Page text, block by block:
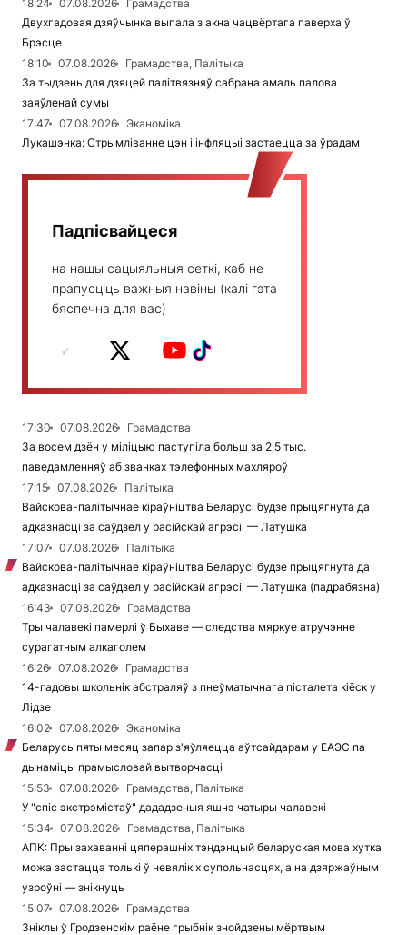
18:24 07.08.2026
Грамадства
Двухгадовая дзяўчынка выпала з акна чацвёртага паверха ў
Брэсце
18:10
07.08.2026
Грамадства, Палітыка
За тыдзень для дзяцей палітвязняў сабрана амаль палова
заяўленай сумы
17:47
07.08.2026
Эканоміка
Лукашэнка: Стрымліванне цэн і інфляцыі застаецца за ўрадам
Падпісвайцеся
на нашы сацыяльныя сеткі, каб не
прапусціць важныя навіны (калі гэта
бяспечна для вас)
17:30 07.08.2026
Грамадства
За восем дзён у міліцыю паступіла больш за 2,5 тыс.
паведамленняў аб званках тэлефонных махляроў
17:15
07.08.2026
Палітыка
Вайскова-палітычнае кіраўніцтва Беларусі будзе прыцягнута да
адказнасці за саўдзел у расійскай агрэсіі — Латушка
17:07
07.08.2026
Палітыка
Вайскова-палітычнае кіраўніцтва Беларусі будзе прыцягнута да
адказнасці за саўдзел у расійскай агрэсіі — Латушка (падрабязна)
16:43
07.08.2026
Грамадства
Тры чалавекі памерлі ў Быхаве — следства мяркуе атручэнне
сурагатным алкаголем
16:26
07.08.2026
Грамадства
14-гадовы школьнік абстраляў з пнеўматычнага пісталета кіёск у
Лідзе
16:02
07.08.2026
Эканоміка
Беларусь пяты месяц запар з'яўляецца аўтсайдарам у ЕАЭС па
дынаміцы прамысловай вытворчасці
15:53
07.08.2026
Грамадства, Палітыка
У "спіс экстрэмістаў" дададзеныя яшчэ чатыры чалавекі
15:34
07.08.2026
Грамадства, Палітыка
АПК: Пры захаванні цяперашніх тэндэнцый беларуская мова хутка
можа застацца толькі ў невялікіх супольнасцях, а на дзяржаўным
узроўні — знікнуць
15:07
07.08.2026
Грамадства
Зніклы ў Гродзенскім раёне грыбнік знойдзены мёртвым